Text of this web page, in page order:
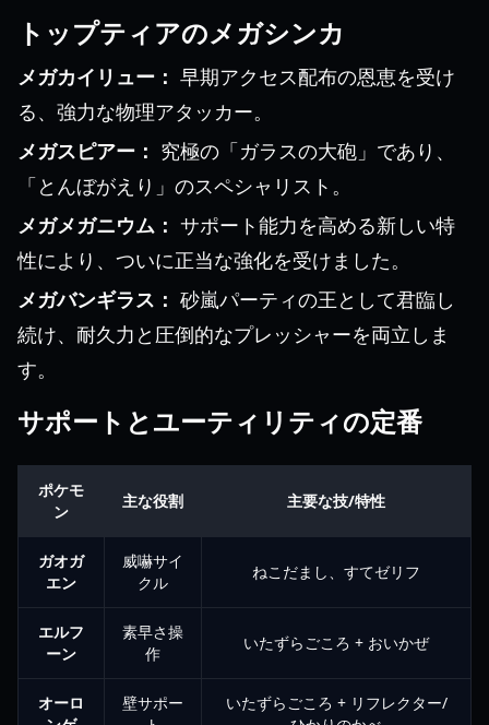
トップティアのメガシンカ
メガカイリュー： 早期アクセス配布の恩恵を受け
る、強力な物理アタッカー。
メガスピアー： 究極の「ガラスの大砲」であり、
「とんぼがえり」のスペシャリスト。
メガメガニウム： サポート能力を高める新しい特
性により、ついに正当な強化を受けました。
メガバンギラス： 砂嵐パーティの王として君臨し
続け、耐久力と圧倒的なプレッシャーを両立しま
す。
サポートとユーティリティの定番
ポケモ
ン
主な役割 主要な技/特性
ガオガ
エン
威嚇サイ
クル
ねこだまし、すてゼリフ
エルフ
ーン
素早さ操
作
いたずらごころ + おいかぜ
オーロ
壁サポー
いたずらごころ + リフレクター/